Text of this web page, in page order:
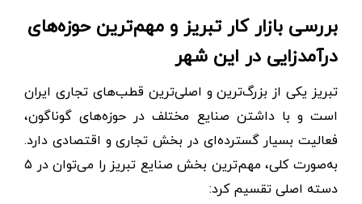
بررسی بازار کار تبریز و مهم‌ترین حوزه‌های
درآمدزایی در این شهر
تبریز یکی از بزرگ‌ترین و اصلی‌ترین قطب‌های تجاری ایران
است و با داشتن صنایع مختلف در حوزه‌های گوناگون،
فعالیت بسیار گسترده‌ای در بخش تجاری و اقتصادی دارد.
به‌صورت کلی، مهم‌ترین بخش صنایع تبریز را می‌توان در ۵
دسته اصلی تقسیم کرد: